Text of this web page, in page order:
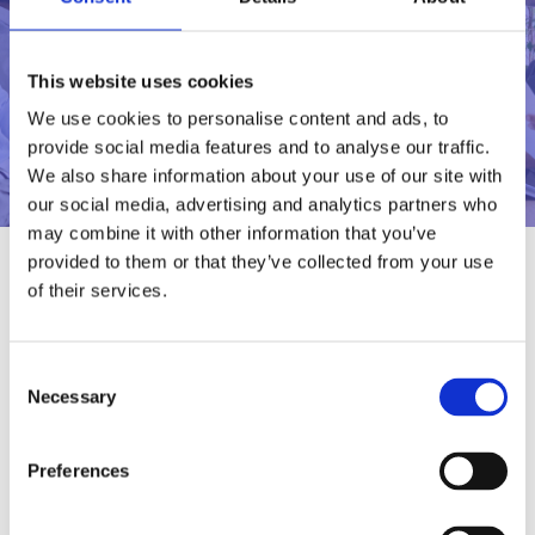
This website uses cookies
We use cookies to personalise content and ads, to
provide social media features and to analyse our traffic.
We also share information about your use of our site with
our social media, advertising and analytics partners who
may combine it with other information that you’ve
provided to them or that they’ve collected from your use
of their services.
Selection
Necessary
Preferences
economico verso comportamenti chiari e
Organizzativo ex d.lgs. 231/2001.